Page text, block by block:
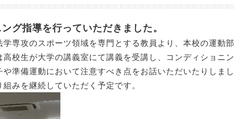
グ指導を行っていただきました。
専攻のスポーツ領域を専門とする教員より、本校の運動部
校生が大学の講義室にて講義を受講し、コンディショニン
準備運動において注意すべき点をお話いただいたりしまし
みを継続していただく予定です。